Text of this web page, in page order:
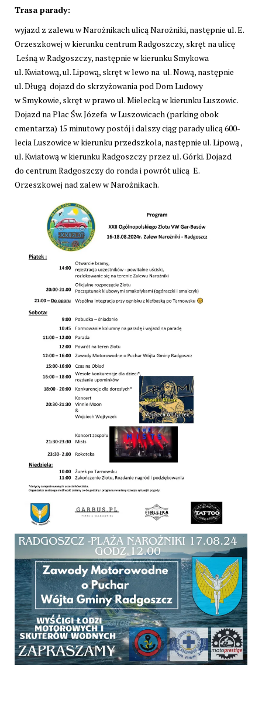
Trasa parady:
wyjazd z zalewu w Narożnikach ulicą Narożniki, następnie ul. E.
Orzeszkowej w kierunku centrum Radgoszczy, skręt na ulicę
Leśną w Radgoszczy, następnie w kierunku Smykowa
ul. Kwiatową, ul. Lipową, skręt w lewo na ul. Nową, następnie
ul. Długą dojazd do skrzyżowania pod Dom Ludowy
w Smykowie, skręt w prawo ul. Mielecką w kierunku Luszowic.
Dojazd na Plac Św. Józefa w Luszowicach (parking obok
cmentarza) 15 minutowy postój i dalszy ciąg parady ulicą 600-
lecia Luszowice w kierunku przedszkola, następnie ul. Lipową ,
ul. Kwiatową w kierunku Radgoszczy przez ul. Górki. Dojazd
do centrum Radgoszczy do ronda i powrót ulicą E.
Orzeszkowej nad zalew w Narożnikach.